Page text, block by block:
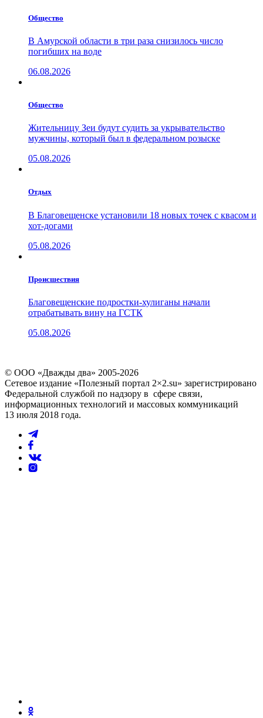
Общество
В Амурской области в три раза снизилось число
погибших на воде
06.08.2026
Общество
Жительницу Зеи будут судить за укрывательство
мужчины, который был в федеральном розыске
05.08.2026
Отдых
В Благовещенске установили 18 новых точек с квасом и
хот-догами
05.08.2026
Проиcшествия
Благовещенские подростки-хулиганы начали
отрабатывать вину на ГСТК
05.08.2026
© ООО «Дважды два» 2005-2026
Сетевое издание «Полезный портал 2×2.su» зарегистрировано
Федеральной службой по надзору в сфере связи,
информационных технологий и массовых коммуникаций
13 июля 2018 года.